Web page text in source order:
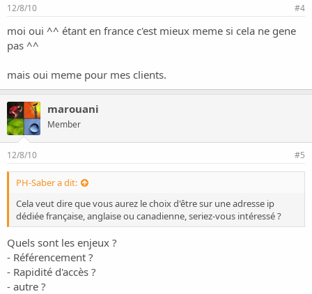
12/8/10 #4
moi oui ^^ étant en france c'est mieux meme si cela ne gene
pas ^^
mais oui meme pour mes clients.
marouani
Member
12/8/10 #5
PH-Saber a dit:
Cela veut dire que vous aurez le choix d'être sur une adresse ip
dédiée française, anglaise ou canadienne, seriez-vous intéressé ?
Quels sont les enjeux ?
- Référencement ?
- Rapidité d'accès ?
- autre ?